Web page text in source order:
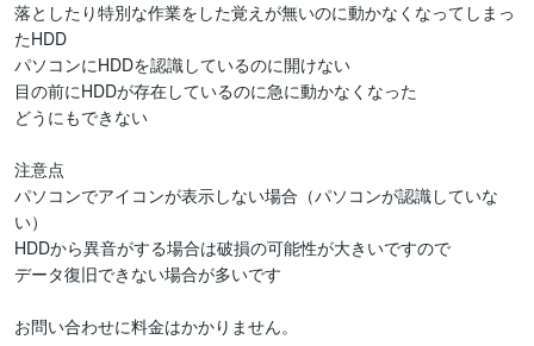
落としたり特別な作業をした覚えが無いのに動かなくなってしまっ
たHDD
パソコンにHDDを認識しているのに開けない
目の前にHDDが存在しているのに急に動かなくなった
どうにもできない
注意点
パソコンでアイコンが表示しない場合（パソコンが認識していな
い）
HDDから異音がする場合は破損の可能性が大きいですので
データ復旧できない場合が多いです
お問い合わせに料金はかかりません。